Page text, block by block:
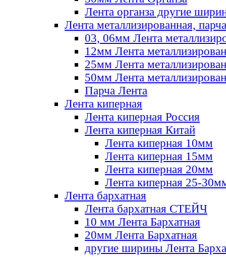
Лента органза другие
Лента металлизированная, парча
03, 06мм Лента
12мм Лента
25мм Лента
50мм Лента
Парча Лента
Лента киперная
Лента киперная Россия
Лента киперная Китай
Лента киперная 10мм
Лента киперная 15мм
Лента киперная 20мм
Лента киперная 25-
Лента бархатная
Лента бархатная СТЕЙЧ
10 мм Лента Бархатная
20мм Лента Бархатная
другие ширины Лента